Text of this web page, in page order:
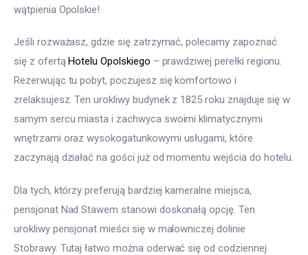
wątpienia Opolskie!
Jeśli rozważasz, gdzie się zatrzymać, polecamy zapoznać
się z ofertą Hotelu Opolskiego – prawdziwej perełki regionu.
Rezerwując tu pobyt, poczujesz się komfortowo i
zrelaksujesz. Ten urokliwy budynek z 1825 roku znajduje się w
samym sercu miasta i zachwyca swoimi klimatycznymi
wnętrzami oraz wysokogatunkowymi usługami, które
zaczynają działać na gości już od momentu wejścia do hotelu.
Dla tych, którzy preferują bardziej kameralne miejsca,
pensjonat Nad Stawem stanowi doskonałą opcję. Ten
urokliwy pensjonat mieści się w malowniczej dolinie
Stobrawy. Tutaj łatwo można oderwać się od codziennej